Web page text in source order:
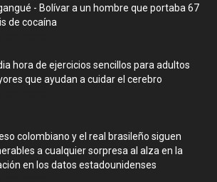
- Bolívar a un hombre que portaba 67
de cocaína
hora de ejercicios sencillos para adultos
que ayudan a cuidar el cerebro
colombiano y el real brasileño siguen
a cualquier sorpresa al alza en la
en los datos estadounidenses